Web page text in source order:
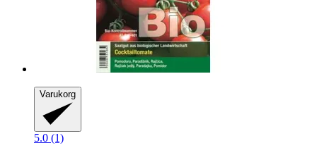
Varukorg
5.0 (1)